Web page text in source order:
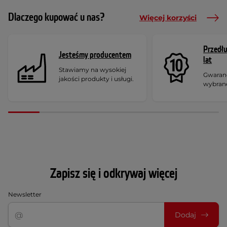
Dlaczego kupować u nas? Więcej korzyści
Jesteśmy producentem
Stawiamy na wysokiej
jakości produkty i usługi.
lat
Zapisz się i odkrywaj więcej
Newsletter
Dodaj